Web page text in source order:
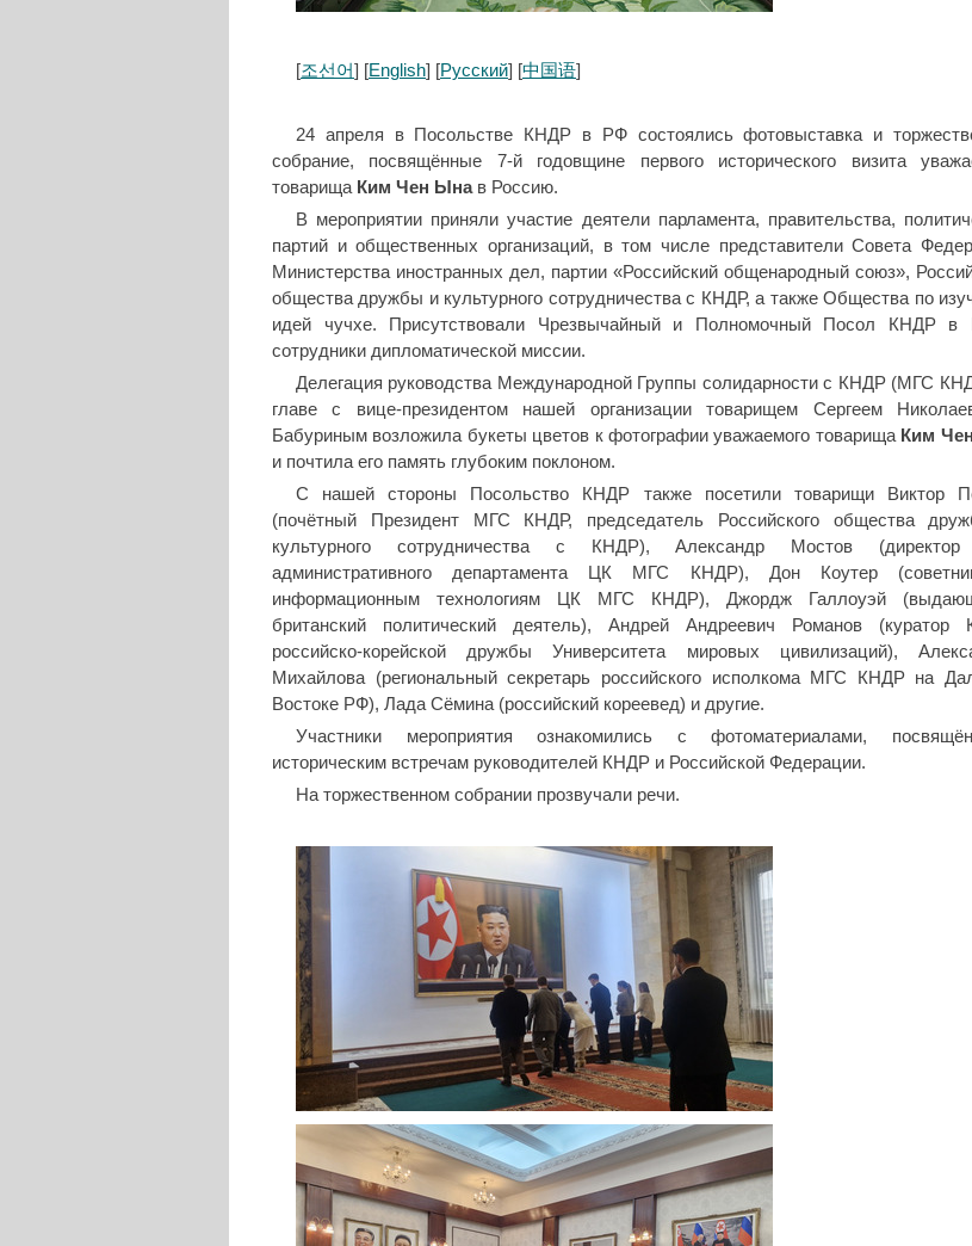
[조선어] [English] [Русский] [中国语]
24 апреля в Посольстве КНДР в РФ состоялись фотовыставка и
собрание, посвящённые 7-й годовщине первого исторического визита
товарища Ким Чен Ынав Россию.
В мероприятии приняли участие деятели парламента, правительства,
партий и общественных организаций, в том числе представители Совета
Министерства иностранных дел, партии «Российский общенародный союз»,
общества дружбы и культурного сотрудничества с КНДР, а также Общества по
идей чучхе. Присутствовали Чрезвычайный и Полномочный Посол КНДР
сотрудники дипломатической миссии.
Делегация руководства Международной Группы солидарности с КНДР (МГС
главе с вице-президентом нашей организации товарищем Сергеем
Бабуриным возложила букеты цветов к фотографии уважаемого товарища Ким
и почтила его память глубоким поклоном.
С нашей стороны Посольство КНДР также посетили товарищи Виктор
(почётный Президент МГС КНДР, председатель Российского общества
культурного сотрудничества с КНДР), Александр Мостов (директор
административного департамента ЦК МГС КНДР), Дон Коутер
информационным технологиям ЦК МГС КНДР), Джордж Галлоуэй
британский политический деятель), Андрей Андреевич Романов (куратор
российско-корейской дружбы Университета мировых цивилизаций),
Михайлова (региональный секретарь российского исполкома МГС КНДР на
Востоке РФ), Лада Сёмина (российский кореевед) и другие.
Участники мероприятия ознакомились с фотоматериалами,
историческим встречам руководителей КНДР и Российской Федерации.
На торжественном собрании прозвучали речи.